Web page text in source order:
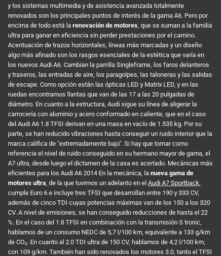
y los sistemas multimedia y de asistencia avanzada totalmente
renovados son los principales puntos de interés de la gama A6. Pero por
encima de todo está la renovación de motores , que se suman a la familia
ultra para ganar en eficiencia sin perder prestaciones por el camino.
Acentuación de trazos horizontales, líneas más marcadas y un diseño
algo más afinado son los rasgos esenciales de la estética que varía en
los nuevos Audi A6. Cambian la parrilla Singleframe, los faros delanteros
y traseros, las entradas de aire, los paragolpes, las taloneras y las salidas
de escape. Como opción están las ópticas LED y Matrix LED, y en las
ruedas encontramos llantas que van de las 17 a las 20 pulgadas de
diámetro. En cuanto a la estructura, Audi sigue su línea de aligerar la
carrocería con aluminio y acero conformado en caliente, que en el caso
del Audi A6 1.8 TFSI derivan en una masa en vacío de 1.535 kg. Por su
parte, se han reducido vibraciones hasta conseguir un ruido interior que la
marca califica de "extremadamente bajo". Si hay que tomar como
referencia el nivel de ruido conseguido en su hermano mayor de gama, el
A7 ultra, desde luego el dictamen de la casa es acertado. Mecánicas más
eficientes para los Audi A6 2014 En la mecánica, la nueva gama de
motores ultra , de la que tuvimos un adelanto en el Audi A7 Sportback
cumple Euro 6 e incluye tres TFSI que desarrollan entre 190 y 333 CV,
además de cinco TDI cuyas potencias máximas van de los 150 a los 320
CV. A nivel de emisiones, se han conseguido reducciones de hasta el 22
%. En el caso del 1.8 TFSI en combinación con la transmisión S tronic,
hablamos de un consumo NEDC de 5,7 l/100 km, equivalente a 133 g/km
de CO₂. En cuanto al 2.0 TDI ultra de 150 CV, hablamos de 4,2 l/100 km,
con 109 g/km. También han sido renovados los motores 3.0, tanto el TFSI